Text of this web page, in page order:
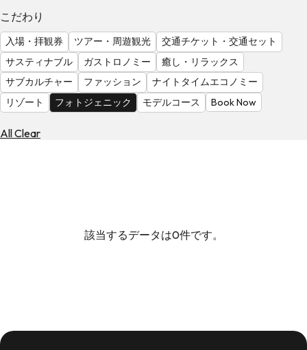
る
気
を
見
る
こだわり
入場・拝観券 ツアー・周遊観光
交通チケット・交通セット
サスティナブル
ガストロノミー
癒し・リラックス
サブカルチャー
ファッション
ナイトタイムエコノミー
リゾート
フォトジェニック モデルコース Book Now
All Clear
該当するデータは0件です。